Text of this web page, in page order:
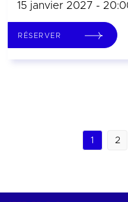
15 janvier 2027 -
RÉSERVER
1 2